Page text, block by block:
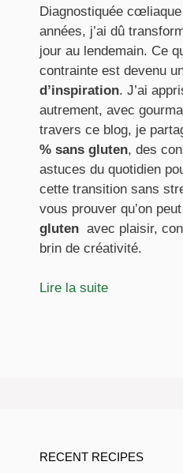
Diagnostiquée
années, j’ai dû
jour au lendemain. Ce
contrainte est devenu
d’inspiration. J’ai
autrement, avec
travers ce blog, je
% sans gluten, des
astuces du quotidien
cette transition sans
vous prouver qu’on peut
gluten avec plaisir,
brin de créativité.
Lire la suite
RECENT RECIPES